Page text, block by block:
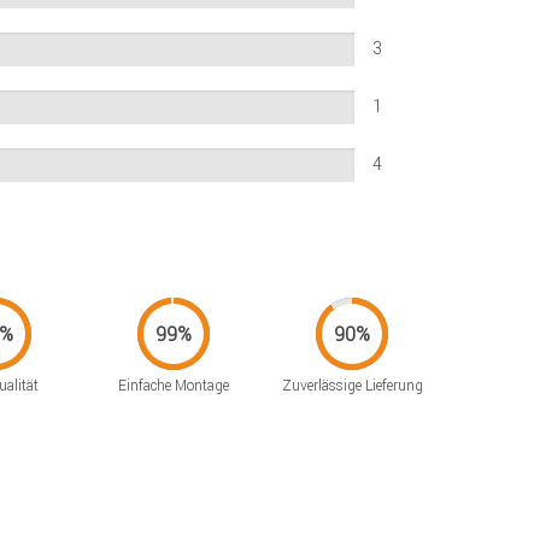
3
1
4
Einfache Montage Zuverlässige Lieferung